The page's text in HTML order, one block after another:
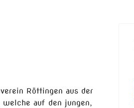
Röttingen aus der
welche auf den jungen,